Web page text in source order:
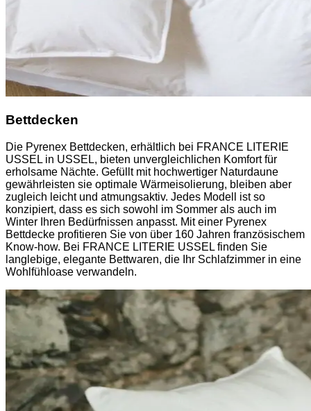
Bettdecken
Die Pyrenex Bettdecken, erhältlich bei FRANCE LITERIE
USSEL in USSEL, bieten unvergleichlichen Komfort für
erholsame Nächte. Gefüllt mit hochwertiger Naturdaune
gewährleisten sie optimale Wärmeisolierung, bleiben aber
zugleich leicht und atmungsaktiv. Jedes Modell ist so
konzipiert, dass es sich sowohl im Sommer als auch im
Winter Ihren Bedürfnissen anpasst. Mit einer Pyrenex
Bettdecke profitieren Sie von über 160 Jahren französischem
Know-how. Bei FRANCE LITERIE USSEL finden Sie
langlebige, elegante Bettwaren, die Ihr Schlafzimmer in eine
Wohlfühloase verwandeln.